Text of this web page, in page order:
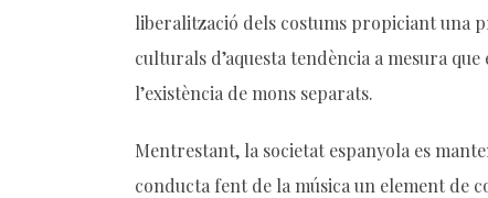
liberalització dels costums propiciant una
culturals d’aquesta tendència a mesura
l’existència de mons separats.
Mentrestant, la societat espanyola es
conducta fent de la música un element de